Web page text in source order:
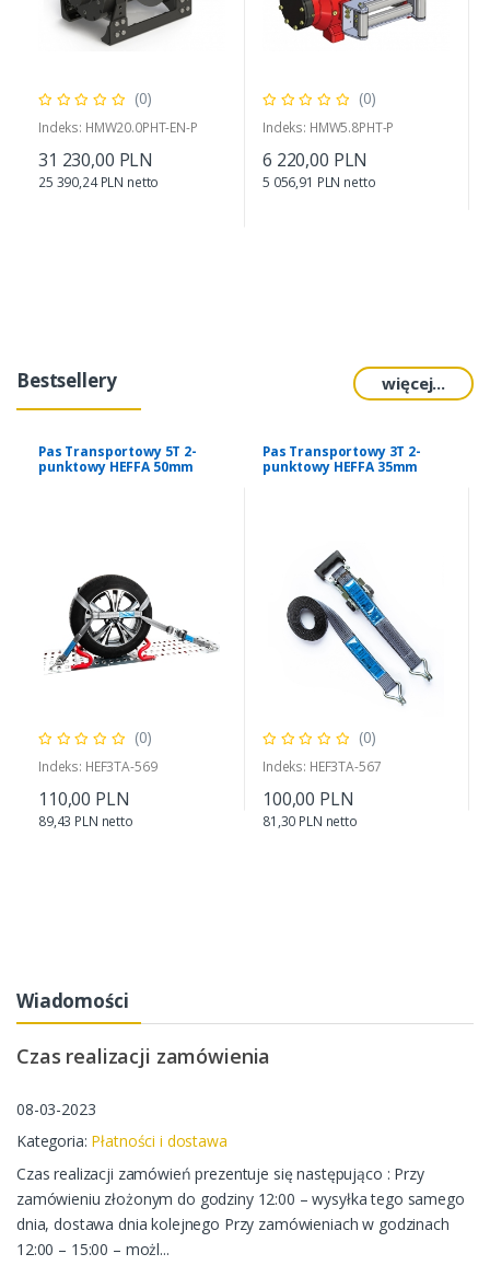
(0)
Indeks: HMW20.0PHT-EN-P
31 230,00 PLN
25 390,24 PLN netto
(0)
Indeks: HMW5.8PHT-P
6 220,00 PLN
5 056,91 PLN netto
Bestsellery więcej...
Pas Transportowy 5T 2-
punktowy HEFFA 50mm
(0)
Indeks: HEF3TA-569
110,00 PLN
89,43 PLN netto
Pas Transportowy 3T 2-
punktowy HEFFA 35mm
(0)
Indeks: HEF3TA-567
100,00 PLN
81,30 PLN netto
Wiadomości
Czas realizacji zamówienia
08-03-2023
Kategoria: Płatności i dostawa
Czas realizacji zamówień prezentuje się następująco : Przy
zamówieniu złożonym do godziny 12:00 – wysyłka tego samego
dnia, dostawa dnia kolejnego Przy zamówieniach w godzinach
12:00 – 15:00 – możl...